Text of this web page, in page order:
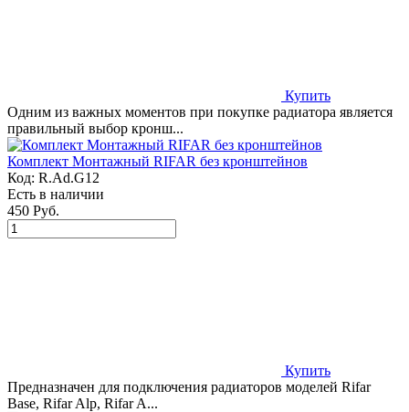
Купить
Одним из важных моментов при покупке радиатора является
правильный выбор кронш...
Комплект Монтажный RIFAR без кронштейнов
Код: R.Ad.G12
Есть в наличии
450 Руб.
Купить
Предназначен для подключения радиаторов моделей Rifar
Base, Rifar Alp, Rifar A...